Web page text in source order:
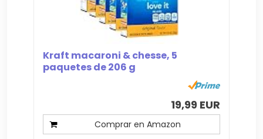
Kraft macaroni & chesse, 5
paquetes de 206 g
19,99 EUR
Comprar en Amazon